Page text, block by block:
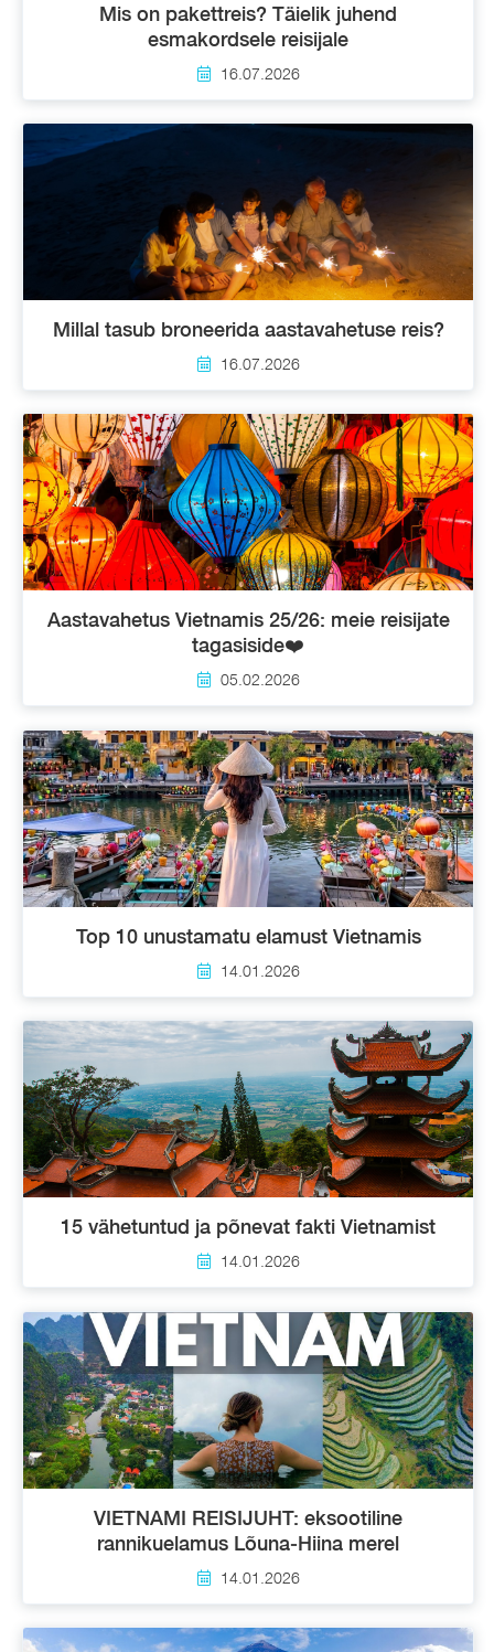
Mis on pakettreis? Täielik juhend
esmakordsele reisijale
16.07.2026
Millal tasub broneerida aastavahetuse reis?
16.07.2026
Aastavahetus Vietnamis 25/26: meie reisijate
tagasiside❤️
05.02.2026
Top 10 unustamatu elamust Vietnamis
14.01.2026
15 vähetuntud ja põnevat fakti Vietnamist
14.01.2026
VIETNAMI REISIJUHT: eksootiline
rannikuelamus Lõuna-Hiina merel
14.01.2026